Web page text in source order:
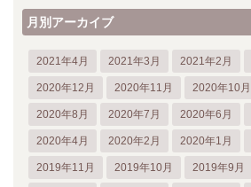
月別アーカイブ
2021年4月 2021年3月 2021年2月
2020年12月 2020年11月 2020年10月
2020年8月 2020年7月 2020年6月
2020年4月 2020年2月 2020年1月
2019年11月 2019年10月 2019年9月